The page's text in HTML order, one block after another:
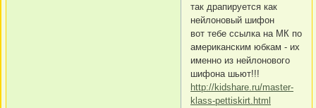
так драпируется как
нейлоновый шифон
вот тебе ссылка на МК по
американским юбкам - их
именно из нейлонового
шифона шьют!!!
http://kidshare.ru/master-
klass-pettiskirt.html